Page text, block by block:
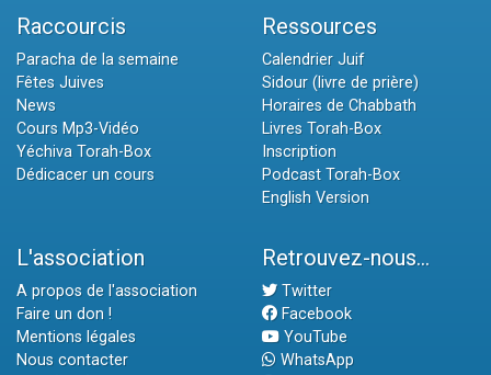
Raccourcis
Paracha de la semaine
Fêtes Juives
News
Cours Mp3-Vidéo
Yéchiva Torah-Box
Dédicacer un cours
Ressources
Calendrier Juif
Sidour (livre de prière)
Horaires de Chabbath
Livres Torah-Box
Inscription
Podcast Torah-Box
English Version
L'association
A propos de l'association
Faire un don !
Mentions légales
Nous contacter
Retrouvez-nous...
Twitter
Facebook
YouTube
WhatsApp